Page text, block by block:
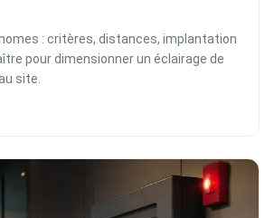
: critères, distances, implantation
pour dimensionner un éclairage de
site.